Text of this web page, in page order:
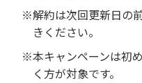
※解約は次回更新日の
きください。
※本キャンペーンは初
く方が対象です。